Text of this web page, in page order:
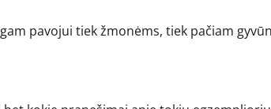
pavojui tiek žmonėms, tiek pačiam